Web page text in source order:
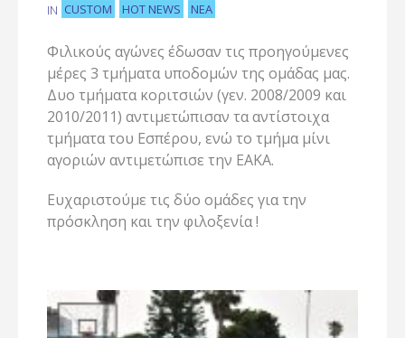
IN CUSTOM HOT NEWS ΝΈΑ
Φιλικούς αγώνες έδωσαν τις προηγούμενες
μέρες 3 τμήματα υποδομών της ομάδας μας.
Δυο τμήματα κοριτσιών (γεν. 2008/2009 και
2010/2011) αντιμετώπισαν τα αντίστοιχα
τμήματα του Εσπέρου, ενώ το τμήμα μίνι
αγοριών αντιμετώπισε την ΕΑΚΑ.
Ευχαριστούμε τις δύο ομάδες για την
πρόσκληση και την φιλοξενία !